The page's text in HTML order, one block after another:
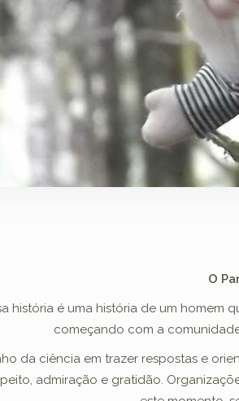
O
história é uma história de um homem
começando com a
da ciência em trazer respostas e
admiração e gratidão.